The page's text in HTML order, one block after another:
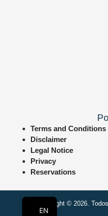
Terms and Conditions
Disclaimer
Legal Notice
Privacy
Reservations
Copyright © 2026.
EN